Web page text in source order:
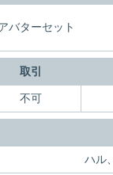
バターセット
取引
不可
ハル